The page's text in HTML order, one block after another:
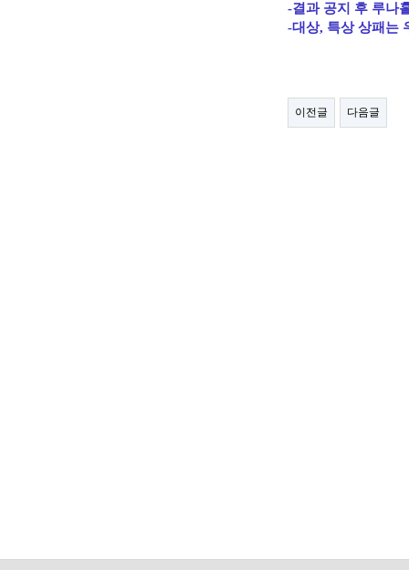
-결과 공지 후 루나
-대상, 특상 상패는
이전글 다음글